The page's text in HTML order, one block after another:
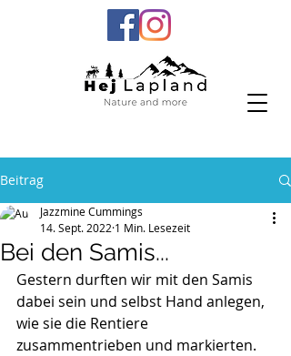
Beitrag
Bei den Samis...
Jazzmine Cummings
14. Sept. 2022 1 Min. Lesezeit
Gestern durften wir mit den Samis
dabei sein und selbst Hand anlegen,
wie sie die Rentiere
zusammentrieben und markierten.